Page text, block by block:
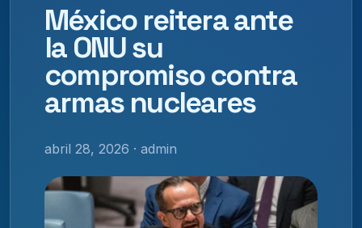
México reitera ante
la ONU su
compromiso contra
armas nucleares
abril 28, 2026 · admin